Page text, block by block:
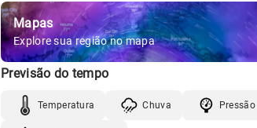
Mapas
Explore sua região no mapa
Previsão do tempo
Temperatura Chuva Pressão